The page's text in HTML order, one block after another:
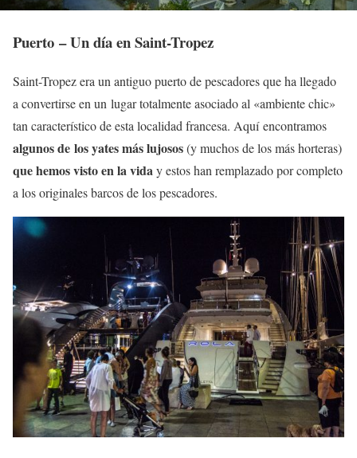
Puerto – Un día en Saint-Tropez
Saint-Tropez era un antiguo puerto de pescadores que ha llegado
a convertirse en un lugar totalmente asociado al «ambiente chic»
tan característico de esta localidad francesa. Aquí encontramos
algunos de los yates más lujosos(y muchos de los más horteras)
que hemos visto en la viday estos han remplazado por completo
a los originales barcos de los pescadores.